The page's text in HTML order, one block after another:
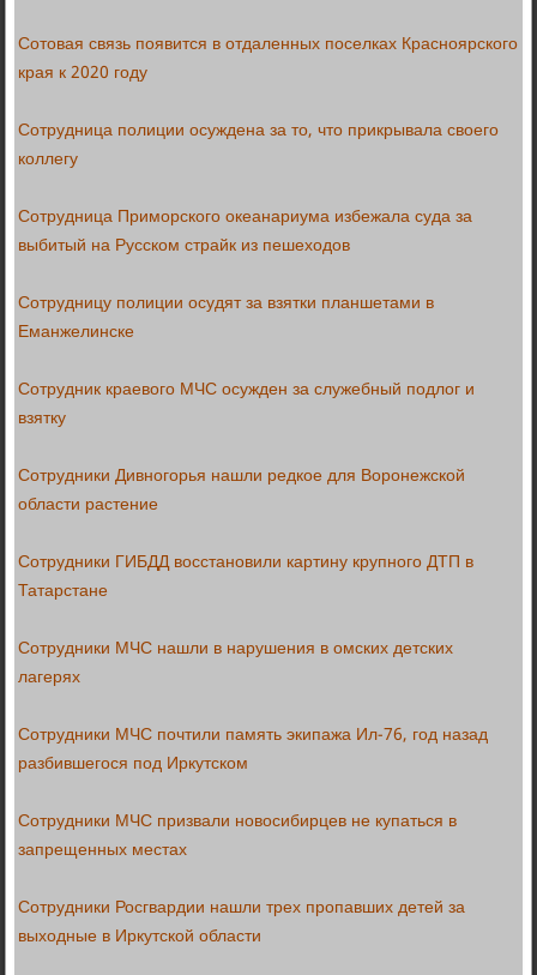
Сотовая связь появится в отдаленных поселках Красноярского
края к 2020 году
Сотрудница полиции осуждена за то, что прикрывала своего
коллегу
Сотрудница Приморского океанариума избежала суда за
выбитый на Русском страйк из пешеходов
Сотрудницу полиции осудят за взятки планшетами в
Еманжелинске
Сотрудник краевого МЧС осужден за служебный подлог и
взятку
Сотрудники Дивногорья нашли редкое для Воронежской
области растение
Сотрудники ГИБДД восстановили картину крупного ДТП в
Татарстане
Сотрудники МЧС нашли в нарушения в омских детских
лагерях
Сотрудники МЧС почтили память экипажа Ил-76, год назад
разбившегося под Иркутском
Сотрудники МЧС призвали новосибирцев не купаться в
запрещенных местах
Сотрудники Росгвардии нашли трех пропавших детей за
выходные в Иркутской области